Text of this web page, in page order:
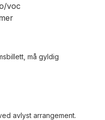
voc
må gyldig
avlyst arrangement.